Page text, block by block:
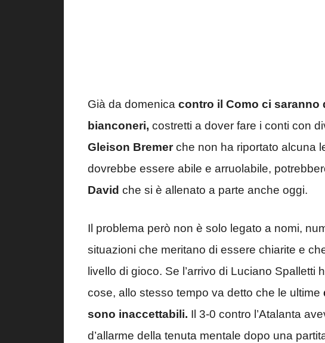
Già da domenica contro il Como ci saranno
bianconeri, costretti a dover fare i conti con
Gleison Bremerche non ha riportato alcuna
dovrebbe essere abile e arruolabile,
David che si è allenato a parte anche oggi.
Il problema però non è solo legato a nomi,
situazioni che meritano di essere chiarite e
livello di gioco. Se l’arrivo di Luciano Spalletti
cose, allo stesso tempo va detto che le ultime
sono inaccettabili. Il 3-0 contro l’Atalanta
d’allarme della tenuta mentale dopo una